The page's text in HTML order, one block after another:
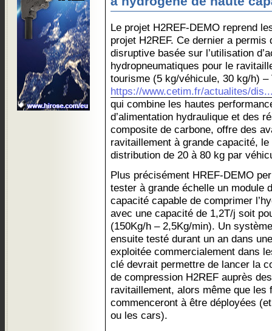
Le projet H2REF-DEMO reprend
projet H2REF. Ce dernier a permis
disruptive basée sur l’utilisation
hydropneumatiques pour le
tourisme (5 kg/véhicule, 30 kg/h) –
https://www.cetim.fr/actualites/
qui combine les hautes
d’alimentation hydraulique et des
composite de carbone, offre des
ravitaillement à grande capacité,
distribution de 20 à 80 kg par
Plus précisément HREF-DEMO
tester à grande échelle un module
capacité capable de comprimer
avec une capacité de 1,2T/j soit
(150Kg/h – 2,5Kg/min). Un
ensuite testé durant un an dans
exploitée commercialement dans
clé devrait permettre de lancer la
de compression H2REF auprès
ravitaillement, alors même que les
commenceront à être déployées
ou les cars).